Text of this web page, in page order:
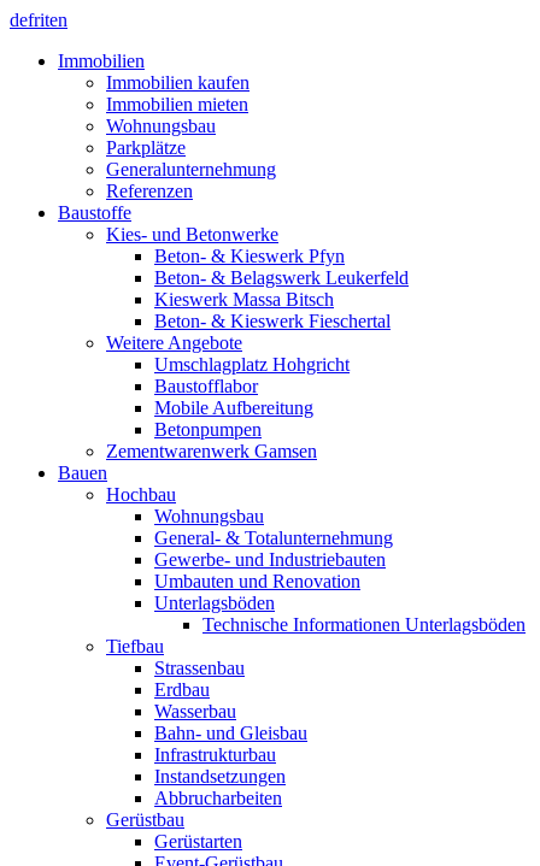
defriten
Immobilien
Immobilien kaufen
Immobilien mieten
Wohnungsbau
Parkplätze
Generalunternehmung
Referenzen
Baustoffe
Kies- und Betonwerke
Beton- & Kieswerk Pfyn
Beton- & Belagswerk Leukerfeld
Kieswerk Massa Bitsch
Beton- & Kieswerk Fieschertal
Weitere Angebote
Umschlagplatz Hohgricht
Baustofflabor
Mobile Aufbereitung
Betonpumpen
Zementwarenwerk Gamsen
Bauen
Hochbau
Wohnungsbau
General- & Totalunternehmung
Gewerbe- und Industriebauten
Umbauten und Renovation
Unterlagsböden
Technische Informationen Unterlagsböden
Tiefbau
Strassenbau
Erdbau
Wasserbau
Bahn- und Gleisbau
Infrastrukturbau
Instandsetzungen
Abbrucharbeiten
Gerüstbau
Gerüstarten